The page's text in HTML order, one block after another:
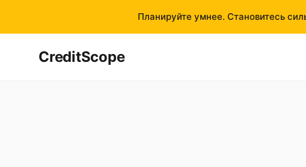
Планируйте умнее. Становитесь
CreditScope